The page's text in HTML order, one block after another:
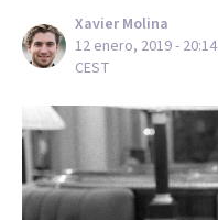
Xavier Molina
12 enero, 2019 - 20:14
CEST